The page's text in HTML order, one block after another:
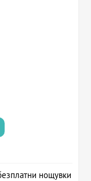
нощувки